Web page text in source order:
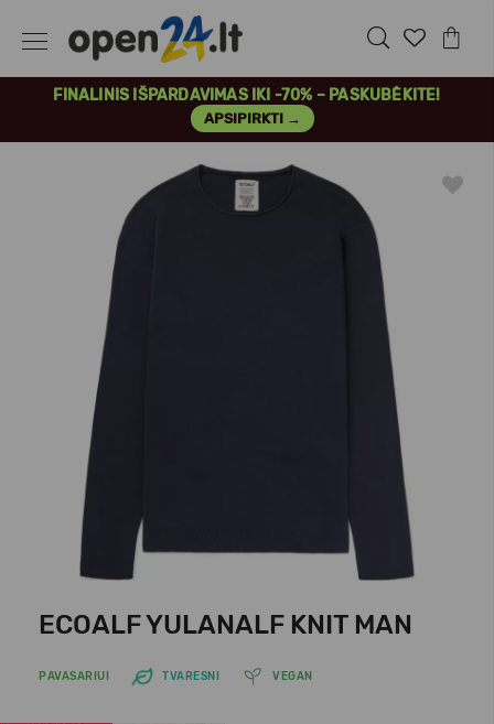
FINALINIS IŠPARDAVIMAS IKI -70% – PASKUBĖKITE!
APSIPIRKTI →
ECOALF YULANALF KNIT MAN
PAVASARIUI TVARESNI VEGAN